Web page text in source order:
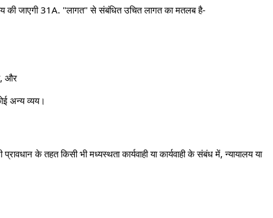
की जाएगी 31A. "लागत" से संबंधित उचित लागत का मतलब है-
और
अन्य व्यय।
के तहत किसी भी मध्यस्थता कार्यवाही या कार्यवाही के संबंध में, न्यायालय या